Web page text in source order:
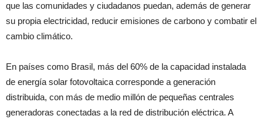
que las comunidades y ciudadanos puedan, además de generar
su propia electricidad, reducir emisiones de carbono y combatir el
cambio climático.
En países como Brasil, más del 60% de la capacidad instalada
de energía solar fotovoltaica corresponde a generación
distribuida, con más de medio millón de pequeñas centrales
generadoras conectadas a la red de distribución eléctrica. A